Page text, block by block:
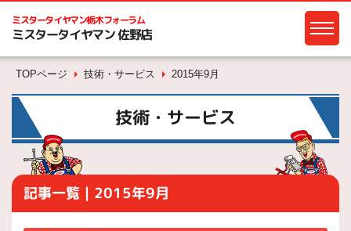
ミスタータイヤマン栃木フォーラム
ミスタータイヤマン 佐野店
TOPページ 技術・サービス 2015年9月
技術・サービス
記事一覧｜2015年9月